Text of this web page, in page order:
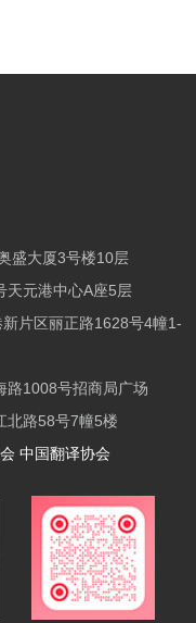
盛大厦3号楼10层
天元港中心A座5层
片区丽正路1628号4幢1-
路1008号招商局广场
北路58号7幢5楼
中国翻译协会